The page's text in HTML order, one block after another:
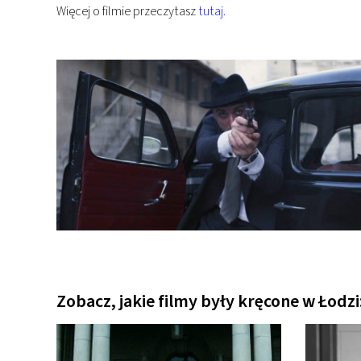
Więcej o filmie przeczytasztutaj.
Zobacz, jakie filmy były kręcone w